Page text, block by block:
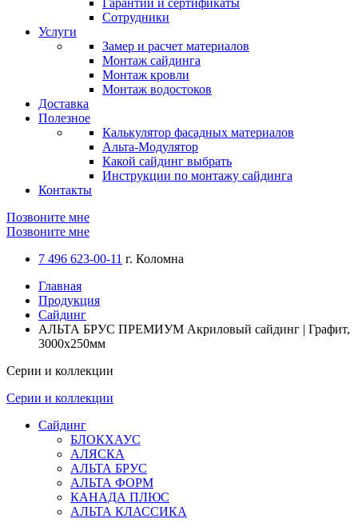
Гарантии и сертификаты
Сотрудники
Услуги
Замер и расчет материалов
Монтаж сайдинга
Монтаж кровли
Монтаж водостоков
Доставка
Полезное
Калькулятор фасадных материалов
Альта-Модулятор
Какой сайдинг выбрать
Инструкции по монтажу сайдинга
Контакты
Позвоните мне
Позвоните мне
7 496 623-00-11 г. Коломна
Главная
Продукция
Сайдинг
АЛЬТА БРУС ПРЕМИУМ Акриловый сайдинг | Графит,
3000х250мм
Серии и коллекции
Серии и коллекции
Сайдинг
БЛОКХАУС
АЛЯСКА
АЛЬТА БРУС
АЛЬТА ФОРМ
КАНАДА ПЛЮС
АЛЬТА КЛАССИКА